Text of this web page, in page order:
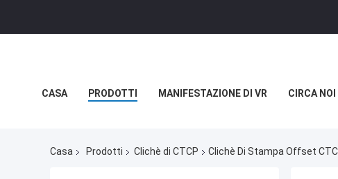
CASA PRODOTTI MANIFESTAZIONE DI VR CIRCA NOI
Casa Prodotti Clichè di CTCP Clichè Di Stampa Offset